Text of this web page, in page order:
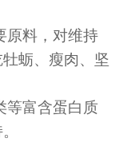
原料，对维持
蛎、瘦肉、坚
等富含蛋白质